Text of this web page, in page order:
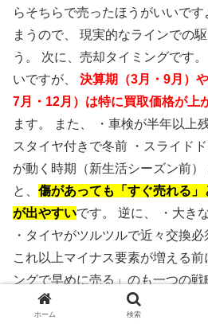
らそちらで売ったほうがいいで
まうので、 現実的なラインでの
う。 次に、売却タイミングです
いですが、 決算期（3月・9月）
7月・12月）は特に買取価格が上
ます。 また、 ・車検が半年以上
スタイヤ付きで冬前 ・スライド
が動く時期（新生活シーズン前）
と、 傷があっても「すぐ売れる
が出やすいです。 逆に、 ・大き
・タイヤがツルツルで近々交換必
これ以上マイナス要素が増える前
ングで早めに売る」のも一つの
・複数社に査定して“競争”を作る
ホーム 検索